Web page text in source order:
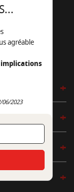
agréable
implications
2023